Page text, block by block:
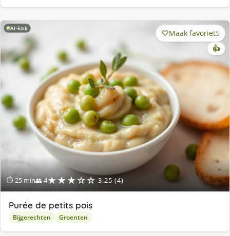
AI-kok
⏱ 25 min👥 4★★★☆☆ 3.25 (4)
Maak favoriet5
👍
Purée de petits pois
Bijgerechten Groenten